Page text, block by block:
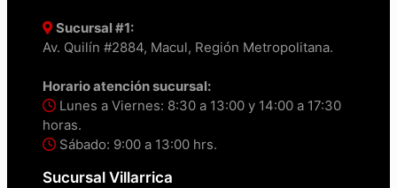
Sucursal #1:
Av. Quilín #2884, Macul, Región Metropolitana.
Horario atención sucursal:
Lunes a Viernes: 8:30 a 13:00 y 14:00 a 17:30
horas.
Sábado: 9:00 a 13:00 hrs.
Sucursal Villarrica